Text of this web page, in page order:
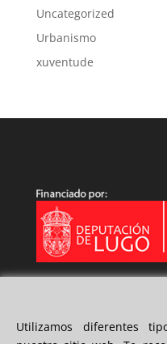
Uncategorized
Urbanismo
xuventude
Utilizamos diferentes